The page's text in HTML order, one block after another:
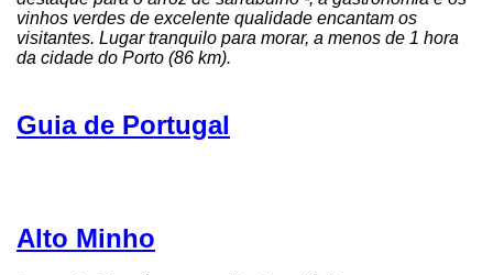
vinhos verdes de excelente qualidade encantam os
visitantes. Lugar tranquilo para morar, a menos de 1 hora
da cidade do Porto (86 km).
Guia de Portugal
Alto Minho